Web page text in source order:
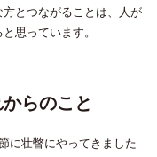
とつながることは、人が
思っています。
らのこと
に壮瞥にやってきました